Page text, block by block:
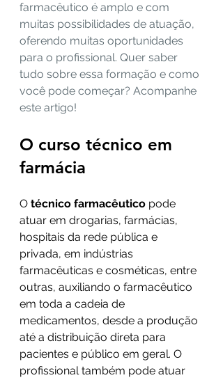
farmacêutico é amplo e com
muitas possibilidades de atuação,
oferendo muitas oportunidades
para o profissional. Quer saber
tudo sobre essa formação e como
você pode começar? Acompanhe
este artigo!
O curso técnico em
farmácia
O técnico farmacêutico pode
atuar em drogarias, farmácias,
hospitais da rede pública e
privada, em indústrias
farmacêuticas e cosméticas, entre
outras, auxiliando o farmacêutico
em toda a cadeia de
medicamentos, desde a produção
até a distribuição direta para
pacientes e público em geral. O
profissional também pode atuar